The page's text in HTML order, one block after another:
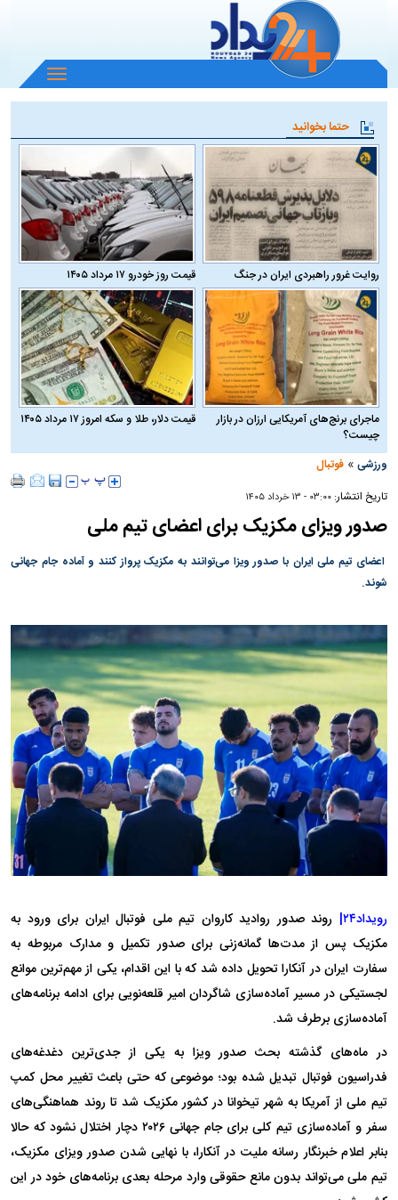
باز
و
منو
حتما بخوانید
روایت غرور راهبردی ایران در جنگ قیمت روز خودرو ۱۷ مرداد ۱۴۰۵
ماجرای برنج‌های آمریکایی ارزان در بازار
چیست؟
قیمت دلار، طلا و سکه امروز ۱۷ مرداد ۱۴۰۵
ورزشی »فوتبال
تاریخ انتشار:۰۳:۰۰ - ۱۳ خرداد ۱۴۰۵
صدور ویزای مکزیک برای اعضای تیم ملی
اعضای تیم ملی ایران با صدور ویزا می‌توانند به مکزیک پرواز کنند و آماده جام جهانی
شوند.
رویداد۲۴|
​روند صدور روادید کاروان تیم ملی فوتبال ایران برای ورود به
مکزیک پس از مدت‌ها گمانه‌زنی برای صدور تکمیل و مدارک مربوطه به
سفارت ایران در آنکارا تحویل داده شد که با این اقدام، یکی از مهم‌ترین موانع
لجستیکی در مسیر آماده‌سازی شاگردان امیر قلعه‌نویی برای ادامه برنامه‌های
آماده‌سازی برطرف شد.
در ماه‌های گذشته بحث صدور ویزا به یکی از جدی‌ترین دغدغه‌های
فدراسیون فوتبال تبدیل شده بود؛ موضوعی که حتی باعث تغییر محل کمپ
تیم ملی از آمریکا به شهر تیخوانا در کشور مکزیک شد تا روند هماهنگی‌های
سفر و آماده‌سازی تیم کلی برای جام جهانی ۲۰۲۶ دچار اختلال نشود که حالا
بنابر اعلام خبرنگار رسانه ملیت در آنکارا، با نهایی شدن صدور ویزای مکزیک،
تیم ملی می‌تواند بدون مانع حقوقی وارد مرحله بعدی برنامه‌های خود در این